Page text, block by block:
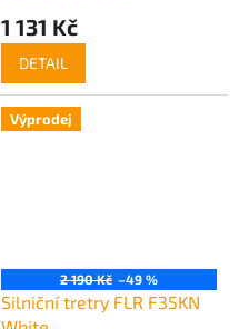
1 131 Kč
DETAIL
Výprodej
2 190 Kč –49 %
Silniční tretry FLR F35KN